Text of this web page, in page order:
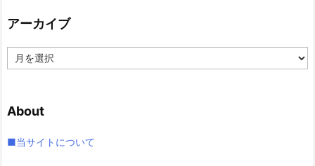
ー
アーカイブ
ー
ブ
About
■当サイトについて